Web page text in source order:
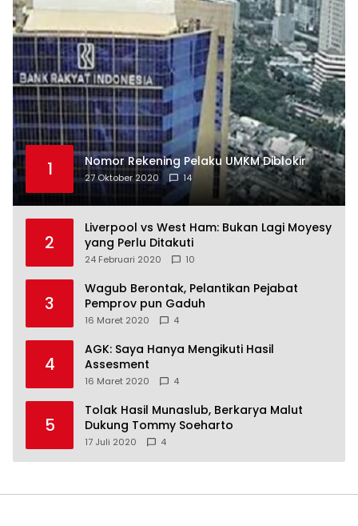
1 Nomor Rekening Pelaku UMKM Diblokir
27 Oktober 2020 14
2
Liverpool vs West Ham: Bukan Lagi Moyesy
yang Perlu Ditakuti
24 Februari 2020 10
3
Wagub Berontak, Pelantikan Pejabat
Pemprov pun Gaduh
16 Maret 2020 4
4
AGK: Saya Hanya Mengikuti Hasil
Assesment
16 Maret 2020 4
5
Tolak Hasil Munaslub, Berkarya Malut
Dukung Tommy Soeharto
17 Juli 2020 4